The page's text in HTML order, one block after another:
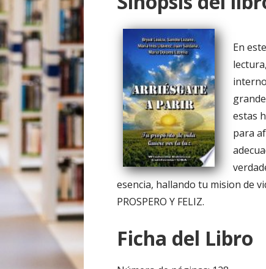
o
En
estas
para
esencia, hallando tu mision de
PROSPERO Y FELIZ.
Ficha del Libro